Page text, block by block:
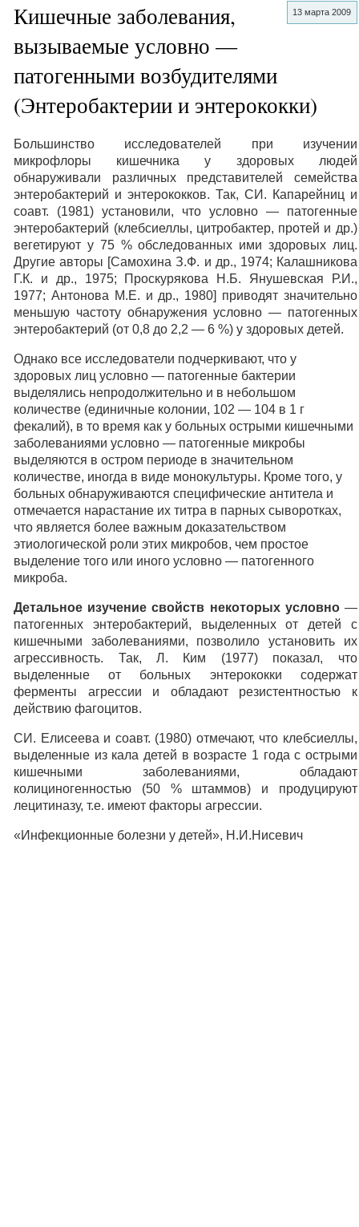
13 марта 2009
Кишечные заболевания,
вызываемые условно —
патогенными возбудителями
(Энтеробактерии и энтерококки)
Большинство исследователей при изучении
микрофлоры кишечника у здоровых людей
обнаруживали различных представителей семейства
энтеробактерий и энтерококков. Так, СИ. Капарейниц и
соавт. (1981) установили, что условно — патогенные
энтеробактерий (клебсиеллы, цитробактер, протей и др.)
вегетируют у 75 % обследованных ими здоровых лиц.
Другие авторы [Самохина З.Ф. и др., 1974; Калашникова
Г.К. и др., 1975; Проскурякова H.Б. Янушевская Р.И.,
1977; Антонова М.Е. и др., 1980] приводят значительно
меньшую частоту обнаружения условно — патогенных
энтеробактерий (от 0,8 до 2,2 — 6 %) у здоровых детей.
Однако все исследователи подчеркивают, что у
здоровых лиц условно — патогенные бактерии
выделялись непродолжительно и в небольшом
количестве (единичные колонии, 102 — 104 в 1 г
фекалий), в то время как у больных острыми кишечными
заболеваниями условно — патогенные микробы
выделяются в остром периоде в значительном
количестве, иногда в виде монокультуры. Кроме того, у
больных обнаруживаются специфические антитела и
отмечается нарастание их титра в парных сыворотках,
что является более важным доказательством
этиологической роли этих микробов, чем простое
выделение того или иного условно — патогенного
микроба.
Детальное изучение свойств некоторых условно—
патогенных энтеробактерий, выделенных от детей с
кишечными заболеваниями, позволило установить их
агрессивность. Так, Л. Ким (1977) показал, что
выделенные от больных энтерококки содержат
ферменты агрессии и обладают резистентностью к
действию фагоцитов.
СИ. Елисеева и соавт. (1980) отмечают, что клебсиеллы,
выделенные из кала детей в возрасте 1 года с острыми
кишечными заболеваниями, обладают
колициногенностью (50 % штаммов) и продуцируют
лецитиназу, т.е. имеют факторы агрессии.
«Инфекционные болезни у детей», Н.И.Нисевич